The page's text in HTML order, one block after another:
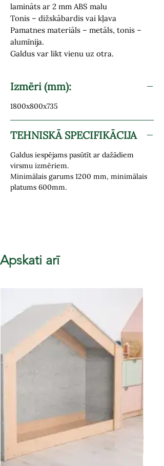
lamināts ar 2 mm ABS malu
Tonis – dižskābardis vai kļava
Pamatnes materiāls – metāls, tonis –
alumīnija.
Galdus var likt vienu uz otra.
Izmēri (mm):
1800x800x735
TEHNISKĀ SPECIFIKĀCIJA
Galdus iespējams pasūtīt ar dažādiem
virsmu izmēriem.
Minimālais garums 1200 mm, minimālais
platums 600mm.
Apskati arī